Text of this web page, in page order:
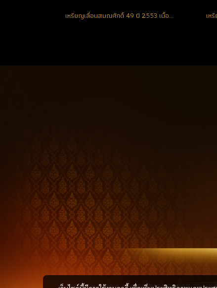
เหรียญเลื่อนสมณศักดิ์ 49 ปี 2553 เนื้อทองคำ No.155 สวยแชมป์ (ขายแล้ว)